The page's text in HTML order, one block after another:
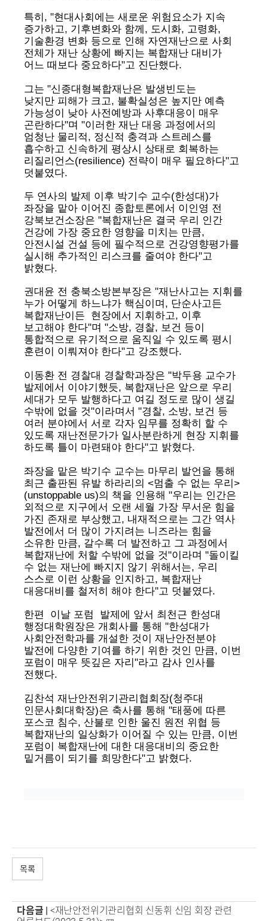
특히, "현대사회에는 새로운 위험요소가 지속
증가하고, 기후변화와 함께, 도시화, 고령화,
기술환경 변화 등으로 인해 자연재난으로 사회
전체가 재난 상황에 빠지는 복합재난 대비가
어느 때보다 중요하다"고 진단했다.
그는 "신종대형복합재난은 발생빈도는
낮지만 피해가 크고, 불확실성은 높지만 예측
가능성이 낮아 사전예방과 사후대응이 매우
곤란하다"며 "이러한 재난 대응 과정에서의
엄청난 물리적, 정신적 충격과 스트레스를
흡수하고 신속하게 평상시 상태로 회복하는
리질리언스(resilience) 전략이 매우 필요하다"고
덧붙였다.
두 연사의 발제 이후 박기수 교수(한성대)가
좌장을 맡아 이어진 종합토론에서 이인영 전
강북보건소장은 "복합재난은 결국 우리 인간
건강에 가장 중요한 영향을 미치는 만큼,
안전시설 건설 등에 필수적으로 건강영향평가를
실시해 추가적인 리스크를 줄여야 한다"고
밝혔다.
권대윤 전 충북소방본부장은 "재난사고는 지휘를
누가 어떻게 하느냐가 핵심이며, 단순사고든
복합재난이든 현장에서 지휘하고, 이후
보고해야 한다"며 "소방, 경찰, 보건 등이
통합적으로 유기적으로 움직일 수 있도록 평시
훈련이 이뤄져야 한다"고 강조했다.
이동환 전 경찰대 경찰학과장은 "박두용 교수가
발제에서 이야기했듯, 복합재난은 앞으로 우리
세대가 모두 발행하다고 여길 정도로 많이 생길
수밖에 없을 것"이라며서 "경찰, 소방, 보건 등
여러 분야에서 서로 각자 임무를 정확히 할 수
있도록 재난전문가가 일사분란하게 현장 지휘를
하도록 틀이 마련돼야 한다"고 밝혔다.
좌장을 맡은 박기수 교수는 마무리 발언을 통해
최근 출판된 유발 하라리의 <멈출 수 없는 우리>
(unstoppable us)의 책을 인용해 "우리는 인간은
외적으로 지구에서 오랜 세월 가장 무서운 힘을
가진 존재로 부상했고, 내재적으로는 그간 역사
발전에서 더 많이 가지려는 니즈라는 힘을
소유한 만큼, 갈수록 더 발전하고 그 과정에서
복합재난에 처할 수밖에 없을 것"이라며 "돌이킬
수 없는 재난에 빠지지 않기 위해서는, 우리
스스로 이런 상황을 인지하고, 복합재난
대응대비를 철저히 해야 한다"고 덧붙였다.
한편 이날 포럼 발제에 앞서 최천근 한성대
행정대학원장은 개회사를 통해 "한성대가
사회안전학과를 개설한 것이 재난안전분야
발전에 다양한 기여를 하기 위한 것인 만큼, 이번
포럼이 매우 뜻깊은 자리"라고 감사 인사를
전했다.
김찬석 재난안전위기관리협회장(청주대
인문사회대학장)은 축사를 통해 "태풍에 따른
포스코 침수, 산불로 인한 울진 원전 위협 등
복합재난의 일상화가 이어질 수 있는 만큼, 이번
포럼이 복합재난에 대한 대응대비의 중요한
밑거름이 되기를 희망한다"고 밝혔다.
목록
다음글 | <재난안전위기관리협회 신동휘 신임 회장 관련